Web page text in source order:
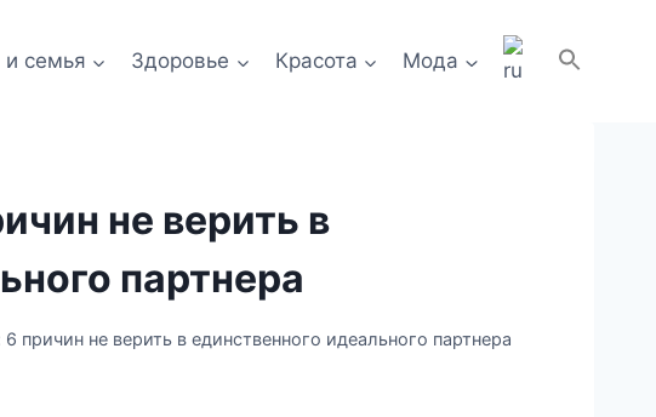
семья Здоровье Красота Мода
не верить в
партнера
причин не верить в единственного идеального партнера